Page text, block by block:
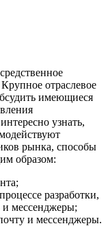
отраслевое
имеющиеся
узнать,
рынка, способы
образом:
разработки,
и мессенджеры;
и мессенджеры.